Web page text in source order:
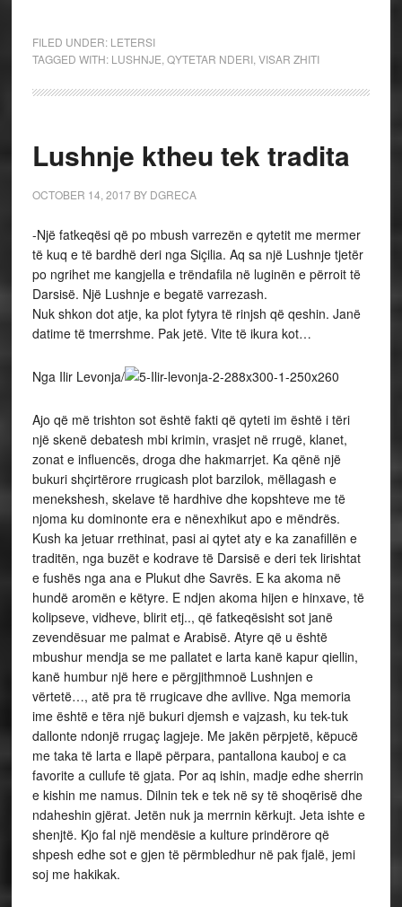
FILED UNDER: LETERSI
TAGGED WITH: LUSHNJE QYTETAR NDERI, VISAR ZHITI
Lushnje ktheu tek tradita
OCTOBER 14, 2017BY DGRECA
-Një fatkeqësi që po mbush varrezën e qytetit me mermer
të kuq e të bardhë deri nga Siçilia. Aq sa një Lushnje tjetër
po ngrihet me kangjella e trëndafila në luginën e përroit të
Darsisë. Një Lushnje e begatë varrezash.
Nuk shkon dot atje, ka plot fytyra të rinjsh që qeshin. Janë
datime të tmerrshme. Pak jetë. Vite të ikura kot…
Nga Ilir Levonja/
Ajo që më trishton sot është fakti që qyteti im është i tëri
një skenë debatesh mbi krimin, vrasjet në rrugë, klanet,
zonat e influencës, droga dhe hakmarrjet. Ka qënë një
bukuri shçirtërore rrugicash plot barzilok, mëllagash e
menekshesh, skelave të hardhive dhe kopshteve me të
njoma ku dominonte era e nënexhikut apo e mëndrës.
Kush ka jetuar rrethinat, pasi ai qytet aty e ka zanafillën e
traditën, nga buzët e kodrave të Darsisë e deri tek lirishtat
e fushës nga ana e Plukut dhe Savrës. E ka akoma në
hundë aromën e këtyre. E ndjen akoma hijen e hinxave, të
kolipseve, vidheve, blirit etj.., që fatkeqësisht sot janë
zevendësuar me palmat e Arabisë. Atyre që u është
mbushur mendja se me pallatet e larta kanë kapur qiellin,
kanë humbur një here e përgjithmnoë Lushnjen e
vërtetë…, atë pra të rrugicave dhe avllive. Nga memoria
ime është e tëra një bukuri djemsh e vajzash, ku tek-tuk
dallonte ndonjë rrugaç lagjeje. Me jakën përpjetë, këpucë
me taka të larta e llapë përpara, pantallona kauboj e ca
favorite a cullufe të gjata. Por aq ishin, madje edhe sherrin
e kishin me namus. Dilnin tek e tek në sy të shoqërisë dhe
ndaheshin gjërat. Jetën nuk ja merrnin kërkujt. Jeta ishte e
shenjtë. Kjo fal një mendësie a kulture prindërore që
shpesh edhe sot e gjen të përmbledhur në pak fjalë, jemi
soj me hakikak.